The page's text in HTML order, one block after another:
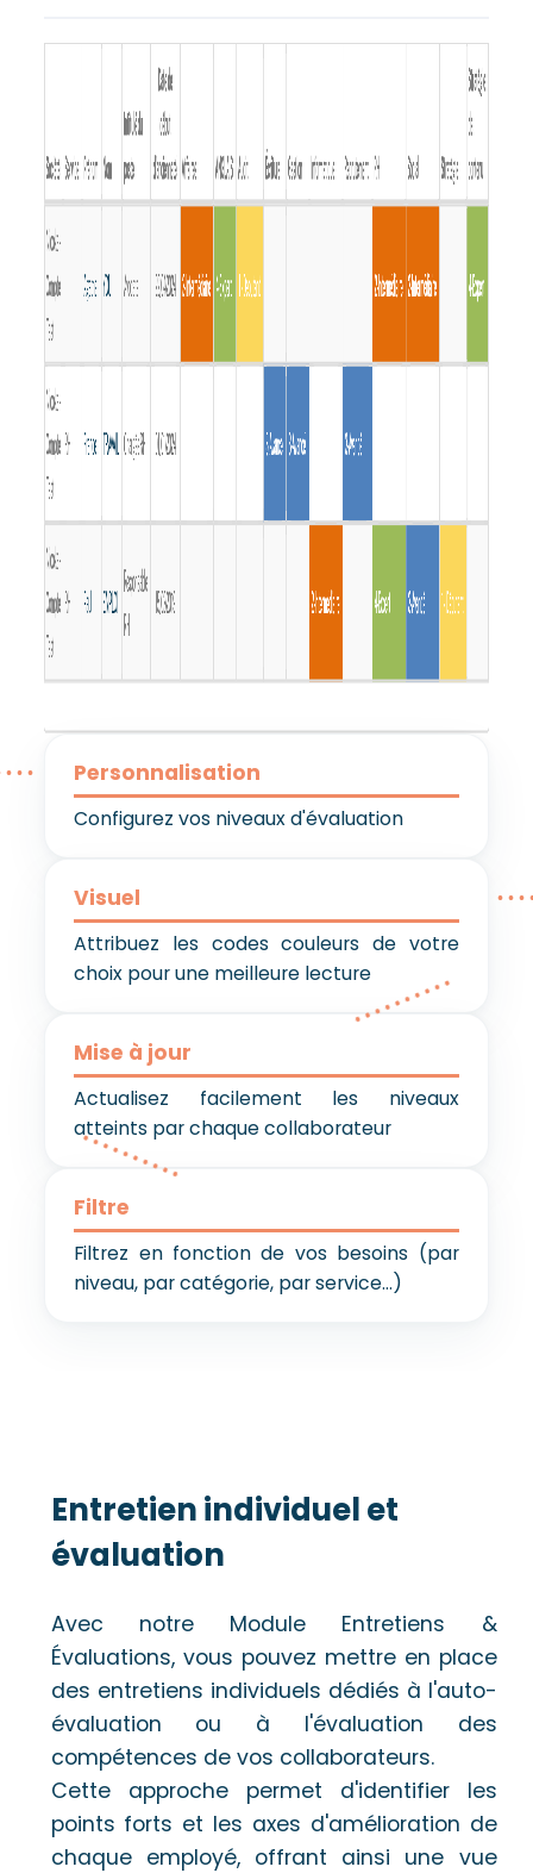
Personnalisation
Configurez vos niveaux d'évaluation
Visuel
Attribuez les codes couleurs de votre
choix pour une meilleure lecture
Mise à jour
Actualisez facilement les niveaux
atteints par chaque collaborateur
Filtre
Filtrez en fonction de vos besoins (par
niveau, par catégorie, par service...)
Entretien individuel et
évaluation
Avec notre Module Entretiens &
Évaluations, vous pouvez mettre en place
des entretiens individuels dédiés à l'auto-
évaluation ou à l'évaluation des
compétences de vos collaborateurs.
Cette approche permet d'identifier les
points forts et les axes d'amélioration de
chaque employé, offrant ainsi une vue